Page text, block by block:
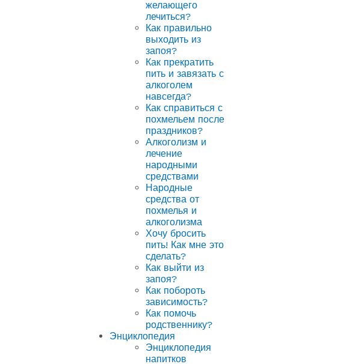
желающего
лечиться?
Как правильно
выходить из
запоя?
Как прекратить
пить и завязать с
алкоголем
навсегда?
Как справиться с
похмельем после
праздников?
Алкоголизм и
лечение
народными
средствами
Народные
средства от
похмелья и
алкоголизма
Хочу бросить
пить! Как мне это
сделать?
Как выйти из
запоя?
Как побороть
зависимость?
Как помочь
родственнику?
Энциклопедия
Энциклопедия
напитков